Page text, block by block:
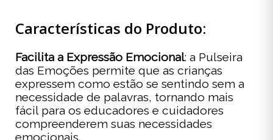
Características do Produto:
Facilita a Expressão Emocional: a Pulseira
das Emoções permite que as crianças
expressem como estão se sentindo sem a
necessidade de palavras, tornando mais
fácil para os educadores e cuidadores
compreenderem suas necessidades
emocionais.